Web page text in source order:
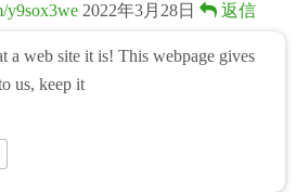
y9sox3we 2022年3月28日 返信
a web site it is! This webpage gives
us, keep it